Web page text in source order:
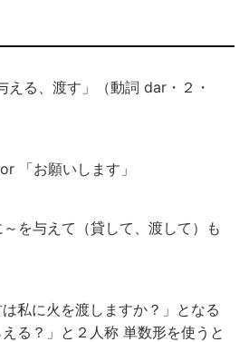
る、渡す」（動詞 dar・２・
「お願いします」
を与えて（貸して、渡して）も
私に火を渡しますか？」となる
る？」と２人称 単数形を使うと